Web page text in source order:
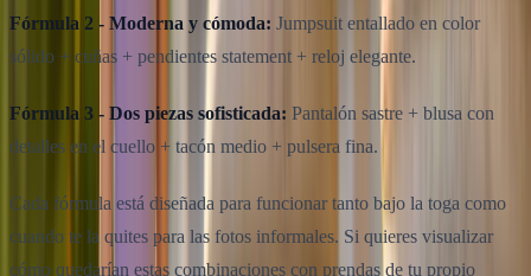
Fórmula 2 - Moderna y cómoda: Jumpsuit entallado en color
sólido + cuñas + pendientes statement + reloj elegante.
Fórmula 3 - Dos piezas sofisticada: Pantalón sastre + blusa con
detalles en el cuello + tacón medio + pulsera fina.
Cada fórmula está diseñada para funcionar tanto bajo la toga como
cuando te la quites para las fotos informales. Si quieres visualizar
cómo quedarían estas combinaciones con prendas de tu propio